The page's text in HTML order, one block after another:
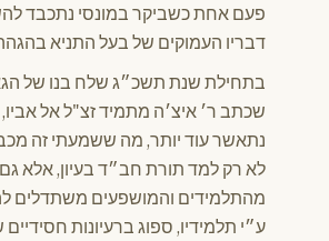
פעם אחת כשביקר במונסי נתכבד
דבריו העמוקים של בעל התניא
בתחילת שנת תשכ״ג שלח בנו של
שכתב ר׳ איצ׳ה מתמיד זצ"ל אל
נתאשר עוד יותר, מה ששמעתי זה
לא רק למד תורת חב״ד בעיון, אלא
מהתלמידים והמושפעים משתדלים
ע״י תלמידיו, ספוג ברעיונות